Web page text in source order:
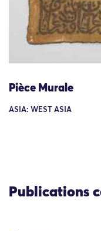
Pièce Murale
ASIA: WEST ASIA
Publications